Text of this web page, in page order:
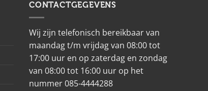
CONTACTGEGEVENS
Wij zijn telefonisch bereikbaar van
maandag t/m vrijdag van 08:00 tot
17:00 uur en op zaterdag en zondag
van 08:00 tot 16:00 uur op het
nummer 085-4444288